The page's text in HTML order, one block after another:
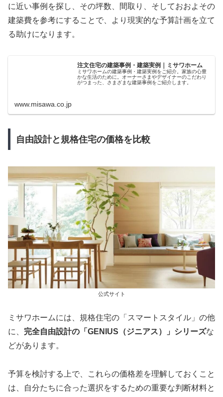
に近い事例を探し、その坪数、間取り、そしておおよその
建築費を参考にすることで、より現実的な予算計画を立て
る助けになります。
注文住宅の建築事例・建築実例｜ミサワホーム
ミサワホームの建築事例・建築実例をご紹介。家族の心豊
かな生活のために。オーナーさまやデザイナーのこだわり
がつまった、さまざまな建築事例をご紹介します。
www.misawa.co.jp
自由設計と規格住宅の価格を比較
公式サイト
ミサワホームには、規格住宅の「スマートスタイル」の他
に、 完全自由設計の「GENIUS（ジニアス）」シリーズな
どがあります。
予算を検討する上で、これらの価格差を理解しておくこと
は、自分たちに合った選択をするための重要な判断材料と